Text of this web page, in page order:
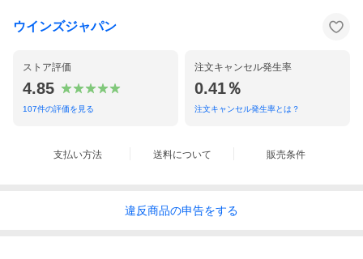
ウインズジャパン
ストア評価
4.85
107件の評価を見る
注文キャンセル発生率
0.41％
注文キャンセル発生率とは？
支払い方法 送料について 販売条件
違反商品の申告をする